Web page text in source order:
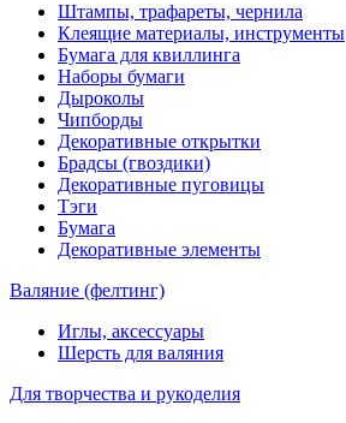
Штампы, трафареты, чернила
Клеящие материалы, инструменты
Бумага для квиллинга
Наборы бумаги
Дыроколы
Чипборды
Декоративные открытки
Брадсы (гвоздики)
Декоративные пуговицы
Тэги
Бумага
Декоративные элементы
Валяние (фелтинг)
Иглы, аксессуары
Шерсть для валяния
Для творчества и рукоделия